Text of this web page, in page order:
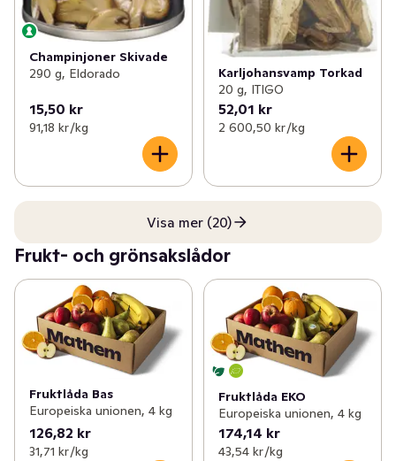
Champinjoner Skivade
290 g, Eldorado
15,50 kr
91,18 kr /kg
Karljohansvamp Torkad
20 g, ITIGO
52,01 kr
2 600,50 kr /kg
Visa mer (20)
Frukt- och grönsakslådor
Fruktlåda Bas
Europeiska unionen, 4 kg
126,82 kr
31,71 kr /kg
Fruktlåda EKO
Europeiska unionen, 4 kg
174,14 kr
43,54 kr /kg